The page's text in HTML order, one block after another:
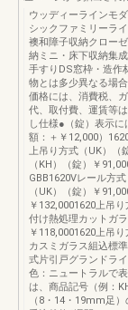
ウッディーラインモ
シックファミリーラ
襖和障子収納クロー
納ミニ・床下収納集
手すりDS窓枠・造作
物とは多少異なる場
価格には、消費税、
代、取付費、運賃等
し仕様●（錠）表示
額：＋￥12,000）
上吊り方式（UK）（
（KH）（錠）￥
GBB1620Vレール方
（UK）（錠）￥
￥132,0001620上吊
付け熱処理カットガ
￥118,0001620上吊
カスミガラス組込標
式片引戸グランドラ
色：ニュートラルで
は、商品記号（例：
（8・14・19mm足